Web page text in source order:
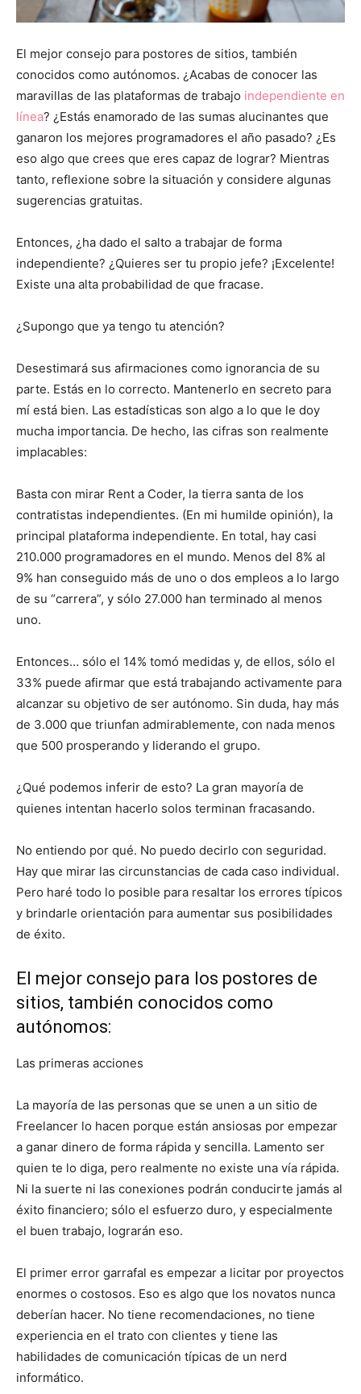
El mejor consejo para postores de sitios, también
conocidos como autónomos. ¿Acabas de conocer las
maravillas de las plataformas de trabajo independiente en
línea? ¿Estás enamorado de las sumas alucinantes que
ganaron los mejores programadores el año pasado? ¿Es
eso algo que crees que eres capaz de lograr? Mientras
tanto, reflexione sobre la situación y considere algunas
sugerencias gratuitas.
Entonces, ¿ha dado el salto a trabajar de forma
independiente? ¿Quieres ser tu propio jefe? ¡Excelente!
Existe una alta probabilidad de que fracase.
¿Supongo que ya tengo tu atención?
Desestimará sus afirmaciones como ignorancia de su
parte. Estás en lo correcto. Mantenerlo en secreto para
mí está bien. Las estadísticas son algo a lo que le doy
mucha importancia. De hecho, las cifras son realmente
implacables:
Basta con mirar Rent a Coder, la tierra santa de los
contratistas independientes. (En mi humilde opinión), la
principal plataforma independiente. En total, hay casi
210.000 programadores en el mundo. Menos del 8% al
9% han conseguido más de uno o dos empleos a lo largo
de su “carrera”, y sólo 27.000 han terminado al menos
uno.
Entonces… sólo el 14% tomó medidas y, de ellos, sólo el
33% puede afirmar que está trabajando activamente para
alcanzar su objetivo de ser autónomo. Sin duda, hay más
de 3.000 que triunfan admirablemente, con nada menos
que 500 prosperando y liderando el grupo.
¿Qué podemos inferir de esto? La gran mayoría de
quienes intentan hacerlo solos terminan fracasando.
No entiendo por qué. No puedo decirlo con seguridad.
Hay que mirar las circunstancias de cada caso individual.
Pero haré todo lo posible para resaltar los errores típicos
y brindarle orientación para aumentar sus posibilidades
de éxito.
El mejor consejo para los postores de
sitios, también conocidos como
autónomos:
Las primeras acciones
La mayoría de las personas que se unen a un sitio de
Freelancer lo hacen porque están ansiosas por empezar
a ganar dinero de forma rápida y sencilla. Lamento ser
quien te lo diga, pero realmente no existe una vía rápida.
Ni la suerte ni las conexiones podrán conducirte jamás al
éxito financiero; sólo el esfuerzo duro, y especialmente
el buen trabajo, lograrán eso.
El primer error garrafal es empezar a licitar por proyectos
enormes o costosos. Eso es algo que los novatos nunca
deberían hacer. No tiene recomendaciones, no tiene
experiencia en el trato con clientes y tiene las
habilidades de comunicación típicas de un nerd
informático.